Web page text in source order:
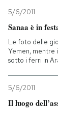
5/6/2011
Sanaa è in
Le foto delle
Yemen, mentre
sotto i ferri in
5/6/2011
Il luogo